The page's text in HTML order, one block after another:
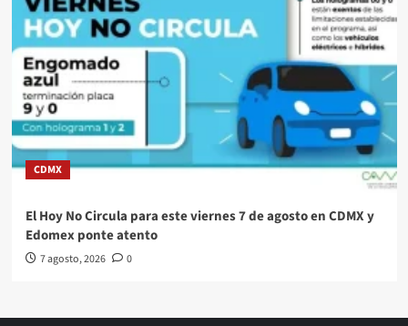
CDMX
El Hoy No Circula para este viernes 7 de agosto en CDMX y
Edomex ponte atento
7 agosto, 2026 0